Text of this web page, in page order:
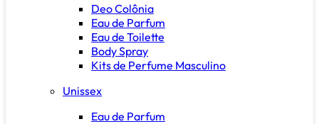
Deo Colônia
Eau de Parfum
Eau de Toilette
Body Spray
Kits de Perfume Masculino
Unissex
Eau de Parfum